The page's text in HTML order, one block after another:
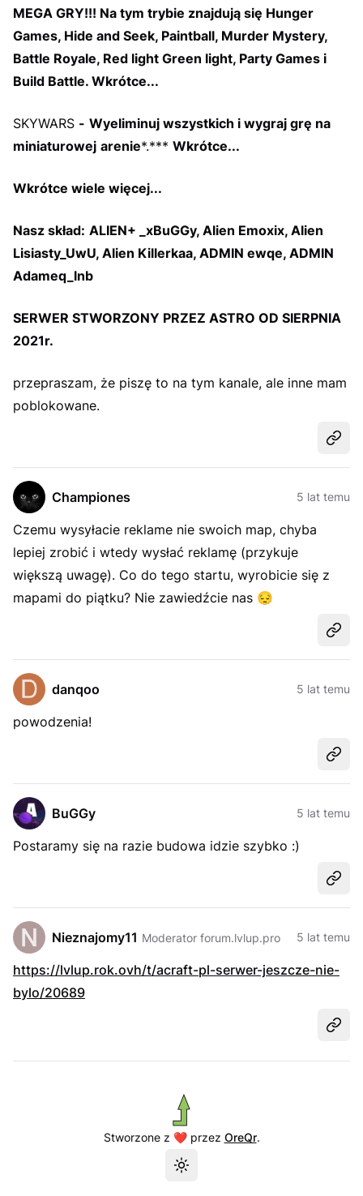
MEGA GRY!!! Na tym trybie znajdują się Hunger
Games, Hide and Seek, Paintball, Murder Mystery,
Battle Royale, Red light Green light, Party Games i
Build Battle. Wkrótce...
SKYWARS - Wyeliminuj wszystkich i wygraj grę na
miniaturowej arenie*.*** Wkrótce...
Wkrótce wiele więcej...
Nasz skład: ALIEN+ _xBuGGy, Alien Emoxix, Alien
Lisiasty_UwU, Alien Killerkaa, ADMIN ewqe, ADMIN
Adameq_lnb
SERWER STWORZONY PRZEZ ASTRO OD SIERPNIA
2021r.
przepraszam, że piszę to na tym kanale, ale inne mam
poblokowane.
Championes 5 lat temu
Czemu wysyłacie reklame nie swoich map, chyba
lepiej zrobić i wtedy wysłać reklamę (przykuje
większą uwagę). Co do tego startu, wyrobicie się z
mapami do piątku? Nie zawiedźcie nas 😔
danqoo 5 lat temu
powodzenia!
BuGGy 5 lat temu
Postaramy się na razie budowa idzie szybko :)
Nieznajomy11 Moderator forum.lvlup.pro 5 lat temu
https://lvlup.rok.ovh/t/acraft-pl-serwer-jeszcze-nie-
bylo/20689
Stworzone z ❤️ przez OreQr.
Przełącz motyw